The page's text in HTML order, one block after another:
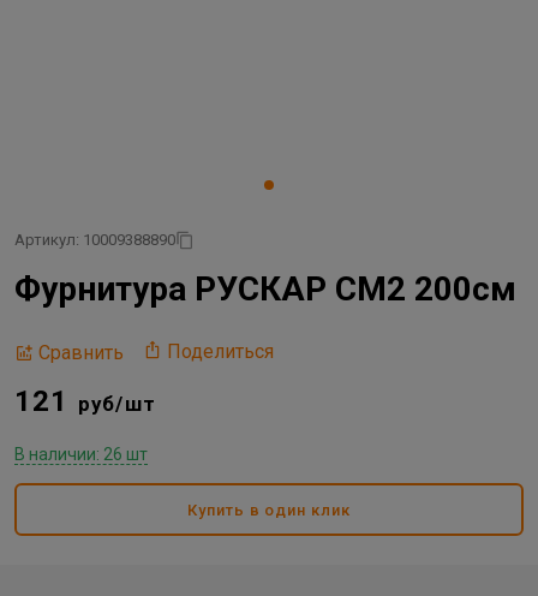
Артикул: 10009388890
Фурнитура РУСКАР СМ2 200см
Сравнить Поделиться
121 руб/шт
В наличии: 26 шт
Купить в один клик